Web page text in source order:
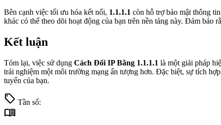
Bên cạnh việc tối ưu hóa kết nối, 1.1.1.1 còn hỗ trợ bảo mật thông
khác có thể theo dõi hoạt động của bạn trên nền tảng này. Đảm bảo
Kết luận
Tóm lại, việc sử dụng Cách Đổi IP Bằng 1.1.1.1 là một giải pháp
trải nghiệm một môi trường mạng ấn tượng hơn. Đặc biệt, sự tích
tuyến của bạn.
sell Tần số:
menu_book